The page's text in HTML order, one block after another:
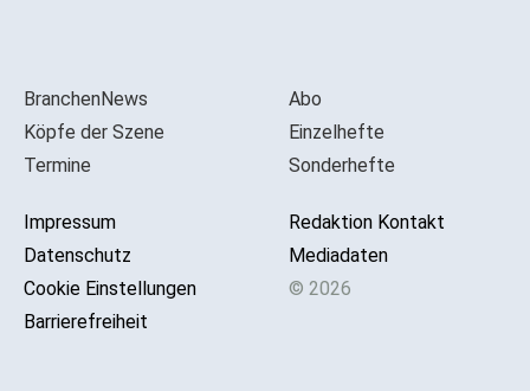
BranchenNews
Köpfe der Szene
Termine
Impressum
Datenschutz
Cookie Einstellungen
Barrierefreiheit
Abo
Einzelhefte
Sonderhefte
Redaktion Kontakt
Mediadaten
© 2026